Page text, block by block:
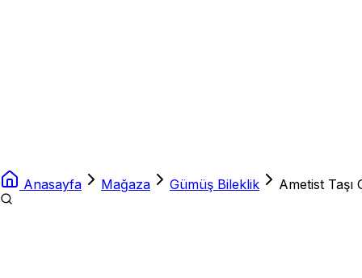
Anasayfa Mağaza Gümüş Bileklik Ametist Taşı